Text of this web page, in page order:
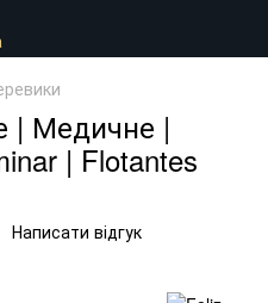
| Медичне |
| Flotantes
Написати відгук